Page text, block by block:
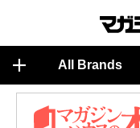
All Brands